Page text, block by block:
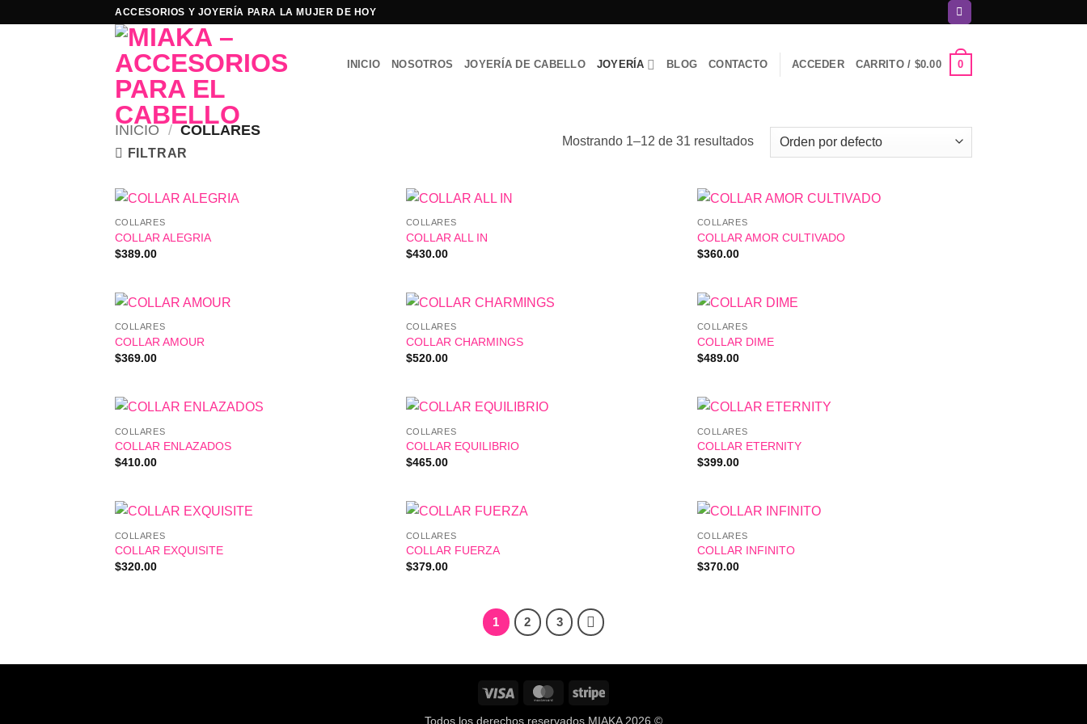
ACCESORIOS Y JOYERÍA PARA LA MUJER DE HOY
INICIO NOSOTROS JOYERÍA DE CABELLO JOYERÍA BLOG CONTACTO ACCEDER CARRITO / $0.00 0
INICIO / COLLARES
FILTRAR
Mostrando 1–12 de 31 resultados
COLLARES
COLLAR ALEGRIA
$389.00
COLLARES
COLLAR ALL IN
$430.00
COLLARES
COLLAR AMOR CULTIVADO
$360.00
COLLARES
COLLAR AMOUR
$369.00
COLLARES
COLLAR CHARMINGS
$520.00
COLLARES
COLLAR DIME
$489.00
COLLARES
COLLAR ENLAZADOS
$410.00
COLLARES
COLLAR EQUILIBRIO
$465.00
COLLARES
COLLAR ETERNITY
$399.00
COLLARES
COLLAR EXQUISITE
$320.00
COLLARES
COLLAR FUERZA
$379.00
COLLARES
COLLAR INFINITO
$370.00
1 2 3
Visa MasterCardStripe
Todos los derechos reservados MIAKA 2026 ©